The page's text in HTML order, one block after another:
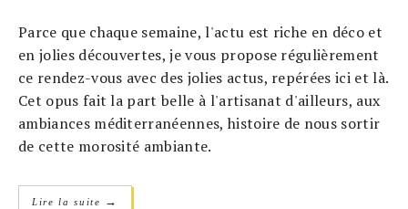
Parce que chaque semaine, l'actu est riche en déco et
en jolies découvertes, je vous propose régulièrement
ce rendez-vous avec des jolies actus, repérées ici et là.
Cet opus fait la part belle à l'artisanat d'ailleurs, aux
ambiances méditerranéennes, histoire de nous sortir
de cette morosité ambiante.
Lire la suite →